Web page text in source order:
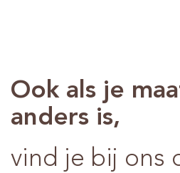
Ook als je
anders is,
vind je bij ons